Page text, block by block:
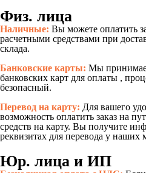
Физ. лица
Наличные: Вы можете оплатить
расчетными средствами при
склада.
Банковские карты: Мы
банковских карт для оплаты ,
безопасный.
Перевод на карту: Для вашего
возможность оплатить заказ на
средств на карту. Вы получите
реквизитах для перевода у наших
Юр. лица и ИП